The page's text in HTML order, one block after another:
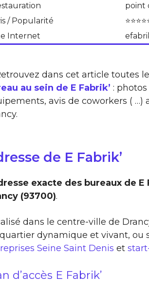
point
/ Popularité
Internet
dans cet article toutes
au sein de E Fabrik’ :
avis de coworkers ( …)
de E Fabrik’
exacte des bureaux de E
(93700).
dans le centre-ville de
dynamique et vivant, ou
Seine Saint Denis et
d’accès E Fabrik’